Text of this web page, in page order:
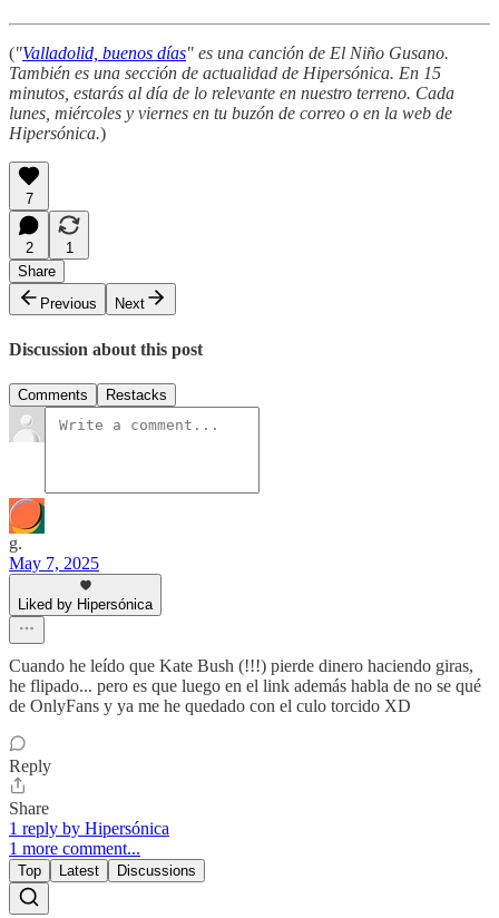
("Valladolid, buenos días" es una canción de El Niño Gusano.
También es una sección de actualidad de Hipersónica. En 15
minutos, estarás al día de lo relevante en nuestro terreno. Cada
lunes, miércoles y viernes en tu buzón de correo o en la web de
Hipersónica.)
7
2
1
Share
Previous
Next
Discussion about this post
Comments Restacks
g.
May 7, 2025
Liked by Hipersónica
Cuando he leído que Kate Bush (!!!) pierde dinero haciendo giras,
he flipado... pero es que luego en el link además habla de no se qué
de OnlyFans y ya me he quedado con el culo torcido XD
Reply
Share
1 reply by Hipersónica
1 more comment...
Top Latest Discussions